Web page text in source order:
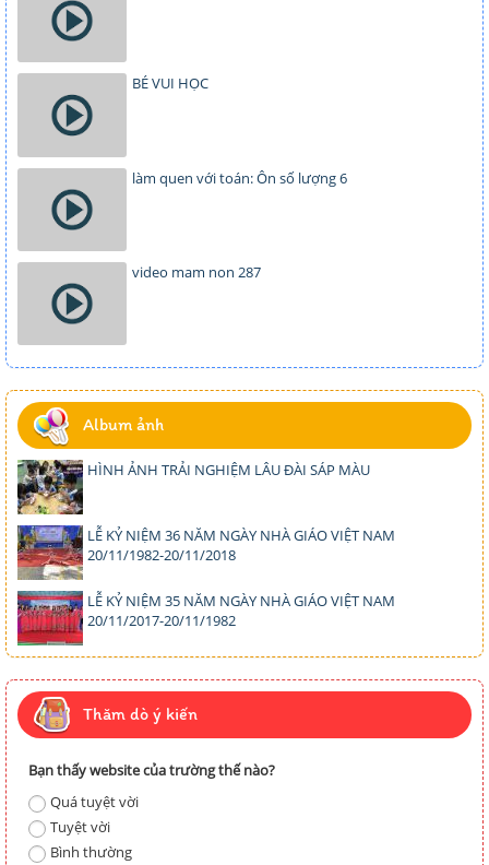
BÉ VUI HỌC
làm quen với toán: Ôn số lượng 6
video mam non 287
Album ảnh
HÌNH ẢNH TRẢI NGHIỆM LÂU ĐÀI SÁP MÀU
LỄ KỶ NIỆM 36 NĂM NGÀY NHÀ GIÁO VIỆT NAM
20/11/1982-20/11/2018
LỄ KỶ NIỆM 35 NĂM NGÀY NHÀ GIÁO VIỆT NAM
20/11/2017-20/11/1982
Thăm dò ý kiến
Bạn thấy website của trường thế nào?
Quá tuyệt vời
Tuyệt vời
Bình thường